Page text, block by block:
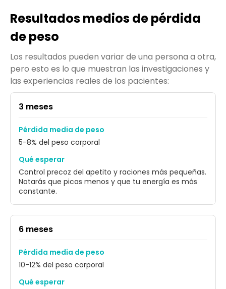
Resultados medios de pérdida
de peso
Los resultados pueden variar de una persona a otra,
pero esto es lo que muestran las investigaciones y
las experiencias reales de los pacientes:
3 meses
Pérdida media de peso
5-8% del peso corporal
Qué esperar
Control precoz del apetito y raciones más pequeñas.
Notarás que picas menos y que tu energía es más
constante.
6 meses
Pérdida media de peso
10-12% del peso corporal
Qué esperar